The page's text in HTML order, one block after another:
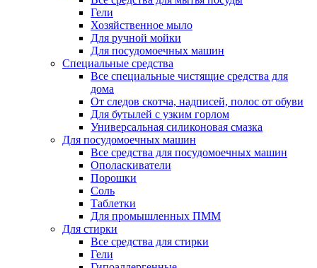
Гели
Хозяйственное мыло
Для ручной мойки
Для посудомоечных машин
Специальные средства
Все специальные чистящие средства для
дома
От следов скотча, надписей, полос от обуви
Для бутылей с узким горлом
Универсальная силиконовая смазка
Для посудомоечных машин
Все средства для посудомоечных машин
Ополаскиватели
Порошки
Соль
Таблетки
Для промышленных ПММ
Для стирки
Все средства для стирки
Гели